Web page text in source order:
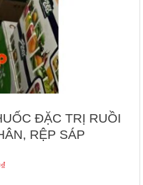
ĐẶC TRỊ RUỒI
RỆP SÁP
₫